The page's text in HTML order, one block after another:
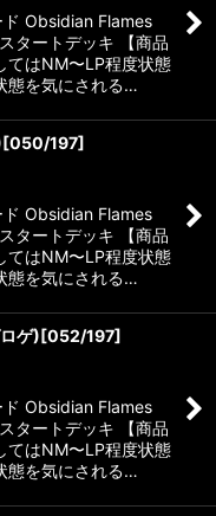
Obsidian Flames
タートデッキ 【商品
てはNM〜LP程度状態
態を気にされる…
197]
Obsidian Flames
タートデッキ 【商品
てはNM〜LP程度状態
態を気にされる…
ゲ)[052/197]
Obsidian Flames
タートデッキ 【商品
てはNM〜LP程度状態
態を気にされる…